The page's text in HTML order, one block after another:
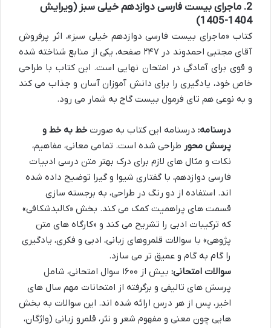
2. ماجرای بیست فارسی دوازدهم خیلی سبز (ویرایش
1404-1405)
کتاب «ماجرای بیست فارسی دوازدهم خیلی سبز»، اثر پرفروش
آقای مجتبی احمدوند در ۲۴۷ صفحه، یکی از منابع شناخته شده
و قوی برای آمادگی در امتحان نهایی است. این کتاب با طراحی
خاص خود، یادگیری را برای دانش آموزان آسان و جذاب می کند
و به نوعی هم تای فرمول بیست گاج به شمار می رود.
درسنامه: درسنامه این کتاب به صورت خط به خط و
پرسش محور طراحی شده است. تمامی معانی، مفاهیم،
نکات و مثال های لازم برای درک بهتر متن درسی ادبیات
فارسی دوازدهم، با گفتاری شیوا و گیرا توضیح داده شده
اند. استفاده از دو رنگ در طراحی، به برجسته سازی
قسمت های پراهمیت کمک می کند. بخش «کالبدشکافی»
که ترکیبات ادبی را تشریح می کند و «کارگاه های متن
پژوهی» با سوالات قلمروهای زبانی، ادبی و فکری، یادگیری
را گام به گام و عمیق تر می سازد.
سوالات امتحانی:
بیش از ۱۶۰۰ سوال امتحانی، شامل
پرسش های تالیفی و برگرفته از امتحانات مهم سال های
اخیر، پس از هر درس ارائه شده اند. این سوالات به بخش
هایی چون معنی و مفهوم شعر و نثر، قلمرو زبانی (واژگان،